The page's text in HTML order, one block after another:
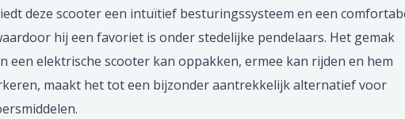
deze scooter een intuïtief besturingssysteem en een
hij een favoriet is onder stedelijke pendelaars. Het gemak
een elektrische scooter kan oppakken, ermee kan rijden en hem
maakt het tot een bijzonder aantrekkelijk alternatief voor